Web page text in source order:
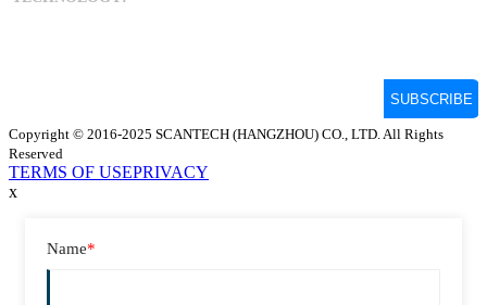
Copyright © 2016-2025 SCANTECH (HANGZHOU) CO., LTD. All Rights
Reserved
TERMS OF USEPRIVACY
x
Name*